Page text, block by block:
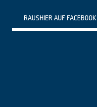
RAUSHIER AUF FACEBOOK